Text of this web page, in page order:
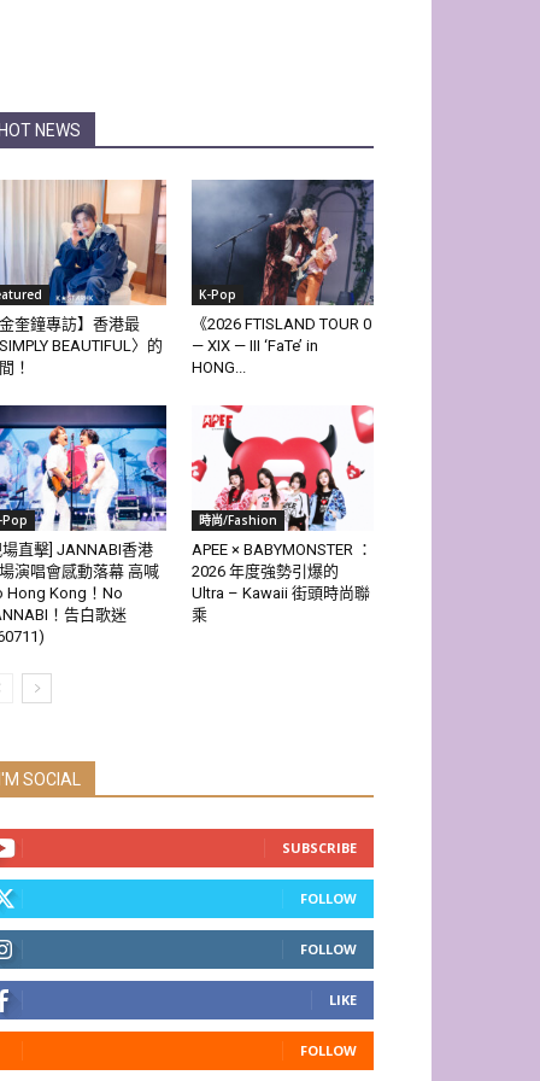
HOT NEWS
金奎鐘專訪】香港最
SIMPLY BEAUTIFUL〉的
！
K-Pop
《2026 FTISLAND TOUR 0
— XIX — III ‘FaTe’ in
HONG...
Pop
場直擊] JANNABI香港
演唱會感動落幕 高喊
Hong Kong！No
！告白歌迷
時尚/Fashion
APEE × BABYMONSTER ：
2026 年度強勢引爆的
Ultra – Kawaii 街頭時尚聯
乘
I'M SOCIAL
SUBSCRIBE
FOLLOW
FOLLOW
LIKE
FOLLOW